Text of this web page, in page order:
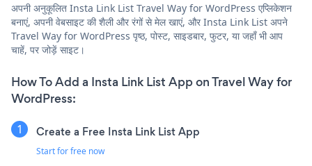
अपनी अनुकूलित Insta Link List Travel Way for WordPress एप्लिकेशन
बनाएं, अपनी वेबसाइट की शैली और रंगों से मेल खाएं, और Insta Link List अपने
Travel Way for WordPress पृष्ठ, पोस्ट, साइडबार, फुटर, या जहाँ भी आप
चाहें, पर जोड़ें साइट।
How To Add a Insta Link List App on Travel Way for
WordPress:
Create a Free Insta Link List App
Start for free now